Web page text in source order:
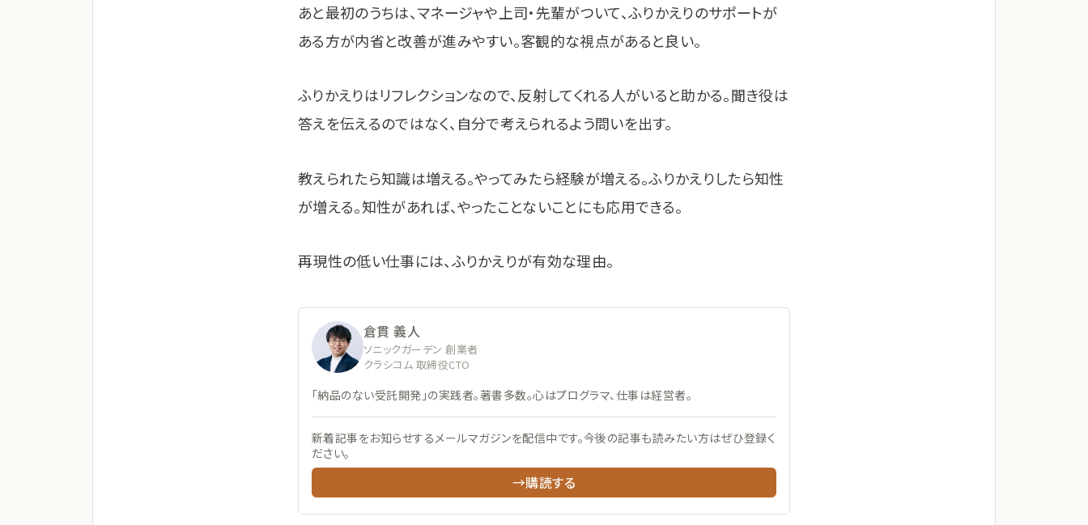
あと最初のうちは、マネージャや上司・先輩がついて、ふりかえりのサポートが
ある方が内省と改善が進みやすい。客観的な視点があると良い。
ふりかえりはリフレクションなので、反射してくれる人がいると助かる。聞き役は
答えを伝えるのではなく、自分で考えられるよう問いを出す。
教えられたら知識は増える。やってみたら経験が増える。ふりかえりしたら知性
が増える。知性があれば、やったことないことにも応用できる。
再現性の低い仕事には、ふりかえりが有効な理由。
倉貫 義人
ソニックガーデン 創業者
クラシコム 取締役CTO
「納品のない受託開発」の実践者。著書多数。心はプログラマ、仕事は経営者。
新着記事をお知らせするメールマガジンを配信中です。今後の記事も読みたい方はぜひ登録く
ださい。
→購読する